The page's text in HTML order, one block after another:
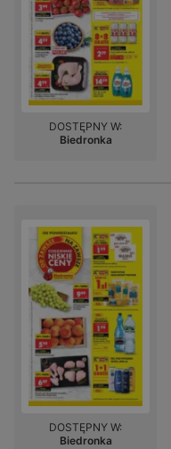
DOSTĘPNY W:
Biedronka
DOSTĘPNY W:
Biedronka